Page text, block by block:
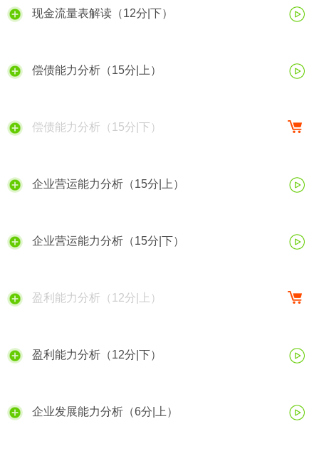
现金流量表解读（12分|下）
偿债能力分析（15分|上）
偿债能力分析（15分|下）
企业营运能力分析（15分|上）
企业营运能力分析（15分|下）
盈利能力分析（12分|上）
盈利能力分析（12分|下）
企业发展能力分析（6分|上）